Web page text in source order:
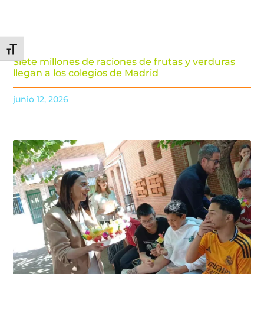
Alternar tamaño de letra
Siete millones de raciones de frutas y verduras
llegan a los colegios de Madrid
junio 12, 2026